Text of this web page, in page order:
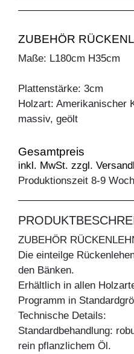
ZUBEHÖR
Maße: L180cm H35cm
Plattenstärke: 3cm
Holzart: Amerikanischer
massiv, geölt
Gesamtpreis
inkl. MwSt. zzgl.
Produktionszeit 8-9
ZUBEHÖR
Die einteilge
den Bänken.
Erhältlich in allen
Programm in
Technische Details:
Standardbehandlung:
rein pflanzlichem Öl.